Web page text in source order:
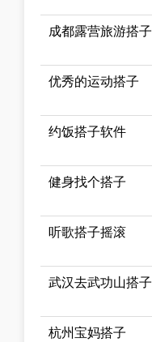
成都露营旅游搭子
优秀的运动搭子
约饭搭子软件
健身找个搭子
听歌搭子摇滚
武汉去武功山搭子
杭州宝妈搭子